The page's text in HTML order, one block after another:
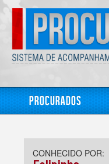
Procurados
CONHECIDO POR: